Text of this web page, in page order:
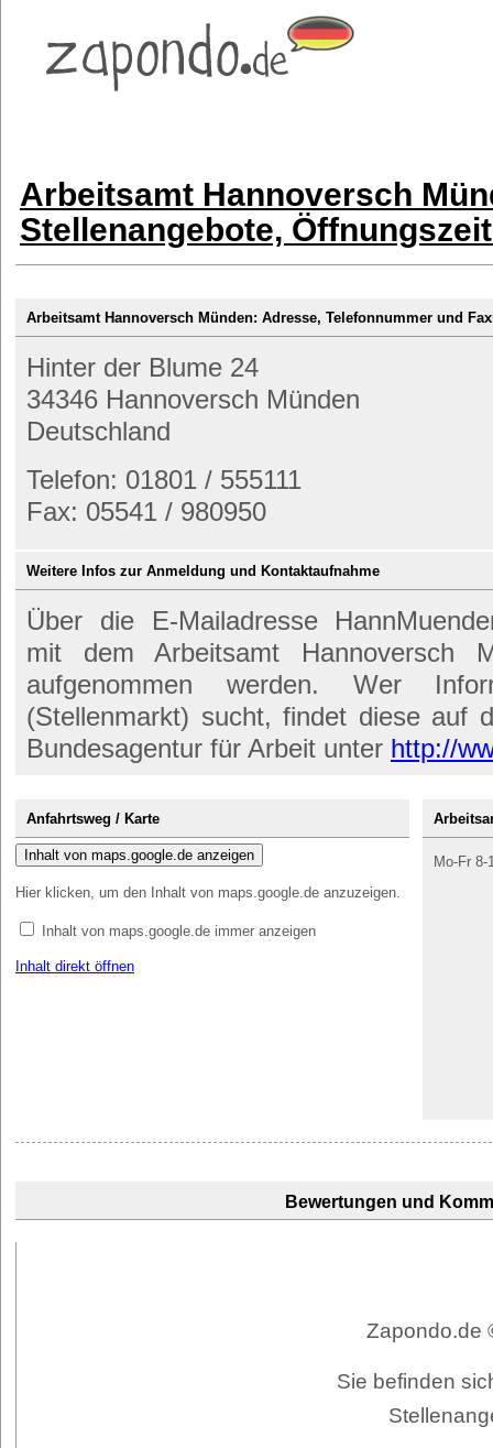
Arbeitsamt Hannoversch
Stellenangebote,
Arbeitsamt Hannoversch Münden: Adresse, Telefonnummer und
Hinter der Blume 24
34346 Hannoversch Münden
Deutschland
Telefon: 01801 / 555111
Fax: 05541 / 980950
Weitere Infos zur Anmeldung und Kontaktaufnahme
Über die E-Mailadresse
mit dem Arbeitsamt Hannoversch
aufgenommen werden. Wer
(Stellenmarkt) sucht, findet diese auf
Bundesagentur für Arbeit unter http://
Anfahrtsweg / Karte
Inhalt von maps.google.de anzeigen
Hier klicken, um den Inhalt von maps.google.de anzuzeigen.
Inhalt von maps.google.de immer anzeigen
Inhalt direkt öffnen
Mo-Fr 8-
Bewertungen und
Zapondo.de
Sie befinden